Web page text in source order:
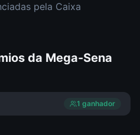
pela Caixa
da Mega-Sena
1 ganhador